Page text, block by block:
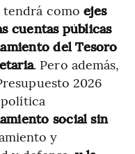
tendrá comoejes
cuentas públicas
del Tesoro
. Pero además,
2026
social sin
y